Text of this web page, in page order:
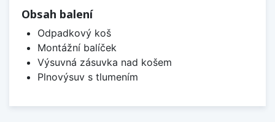
Obsah balení
Odpadkový koš
Montážní balíček
Výsuvná zásuvka nad košem
Plnovýsuv s tlumením